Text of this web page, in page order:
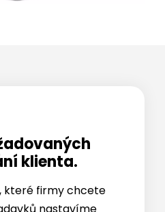
klienta.
firmy chcete